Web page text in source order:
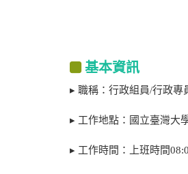
基本資訊
▸ 職稱：行政組員/行政專
▸ 工作地點：國立臺灣大
▸ 工作時間：上班時間